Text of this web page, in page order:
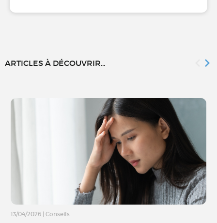
ARTICLES À DÉCOUVRIR...
13/04/2026 | Conseils